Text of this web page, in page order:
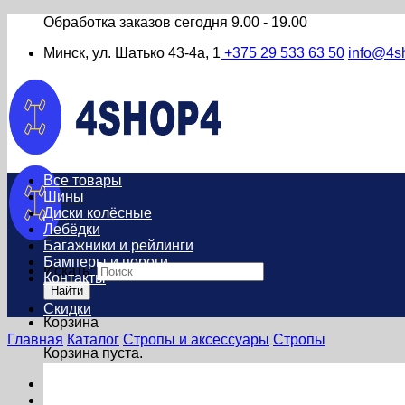
Обработка заказов сегодня 9.00 - 19.00
Минск, ул. Шатько 43-4а, 1 +375 29 533 63 50
Искать:
Найти
Корзина
Корзина пуста.
Все товары
Шины
Диски колёсные
Лебёдки
Багажники и рейлинги
Бамперы и пороги
Контакты
Скидки
Главная Каталог Стропы и аксессуары Стропы